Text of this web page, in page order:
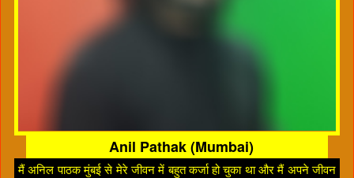
Anil Pathak (Mumbai)
मैं अनिल पाठक मुंबई से मेरे जीवन में बहुत कर्जा हो चुका था और मैं अपने जीवन